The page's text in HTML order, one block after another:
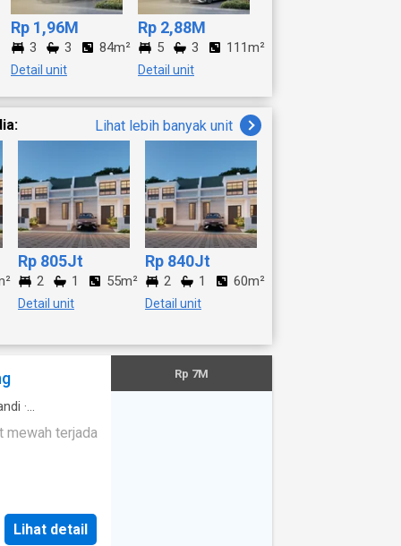
Rp 1,96M
3 3 84m²
Detail unit
Rp 2,88M
5 3 111m²
Detail unit
Lihat lebih banyak unit
Rp 805Jt
2 1 55m²
Detail unit
Rp 840Jt
2 1 60m²
Detail unit
·
·Angkat·
mewah terjada
Lihat detail
Rp 7M